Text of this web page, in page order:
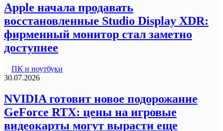
Apple начала продавать
восстановленные Studio Display XDR:
фирменный монитор стал заметно
доступнее
ПК и ноутбуки
30.07.2026
NVIDIA готовит новое подорожание
GeForce RTX: цены на игровые
видеокарты могут вырасти еще